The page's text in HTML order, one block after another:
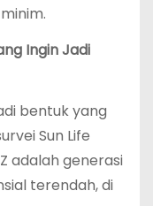
Ingin Jadi
bentuk yang
Sun Life
adalah generasi
terendah, di